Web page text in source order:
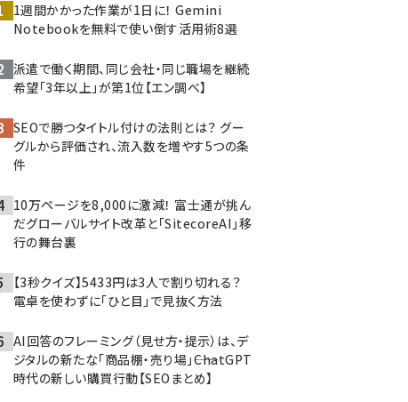
1週間かかった作業が1日に！ Gemini
Notebookを無料で使い倒す活用術8選
派遣で働く期間、同じ会社・同じ職場を継続
希望「3年以上」が第1位【エン調べ】
SEOで勝つタイトル付けの法則とは？ グー
グルから評価され、流入数を増やす5つの条
件
10万ページを8,000に激減！ 富士通が挑ん
だグローバルサイト改革と「SitecoreAI」移
行の舞台裏
【3秒クイズ】5433円は3人で割り切れる？
電卓を使わずに「ひと目」で見抜く方法
AI回答のフレーミング（見せ方・提示）は、デ
ジタルの新たな「商品棚・売り場」――ChatGPT
時代の新しい購買行動【SEOまとめ】